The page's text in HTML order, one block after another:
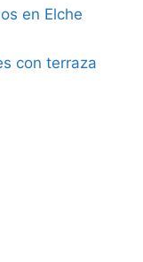
en Elche
con terraza